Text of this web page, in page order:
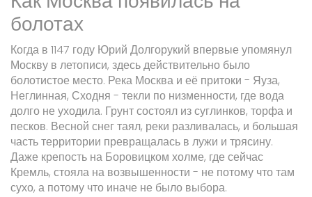
болотах
Когда в 1147 году Юрий Долгорукий впервые упомянул
Москву в летописи, здесь действительно было
болотистое место. Река Москва и её притоки - Яуза,
Неглинная, Сходня - текли по низменности, где вода
долго не уходила. Грунт состоял из суглинков, торфа и
песков. Весной снег таял, реки разливалась, и большая
часть территории превращалась в лужи и трясину.
Даже крепость на Боровицком холме, где сейчас
Кремль, стояла на возвышенности - не потому что там
сухо, а потому что иначе не было выбора.